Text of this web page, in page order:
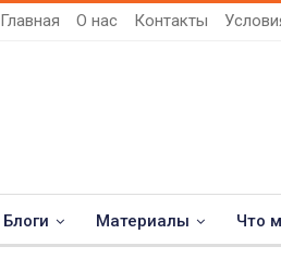
Главная О нас Контакты
Блоги Материалы Что